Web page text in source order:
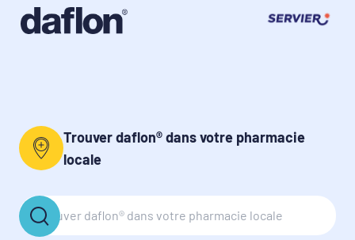
Trouver daflon® dans votre pharmacie
locale